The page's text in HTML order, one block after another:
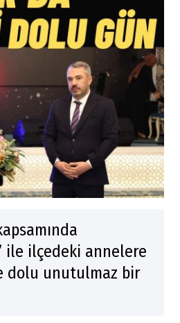
ile ilçedeki annelere
dolu unutulmaz bir